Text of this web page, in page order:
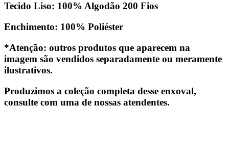
Tecido Liso: 100% Algodão 200 Fios
Enchimento: 100% Poliéster
*Atenção: outros produtos que aparecem na
imagem são vendidos separadamente ou meramente
ilustrativos.
Produzimos a coleção completa desse enxoval,
consulte com uma de nossas atendentes.